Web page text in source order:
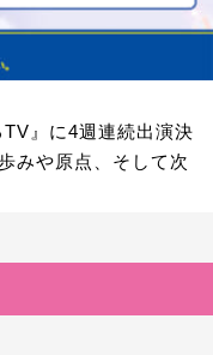
』に4週連続出演決
みや原点、そして次